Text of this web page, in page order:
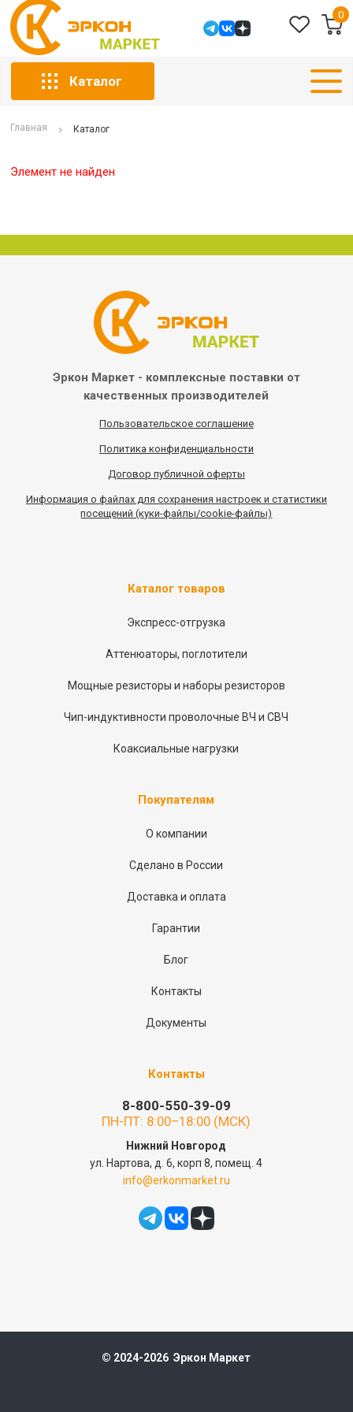
0
Каталог
Главная Каталог
Элемент не найден
Эркон Маркет - комплексные поставки от
качественных производителей
Пользовательское соглашение
Политика конфиденциальности
Договор публичной оферты
Информация о файлах для сохранения настроек и статистики
посещений (куки-файлы/cookie-файлы)
Каталог товаров
Экспресс-отгрузка
Аттенюаторы, поглотители
Мощные резисторы и наборы резисторов
Чип-индуктивности проволочные ВЧ и СВЧ
Коаксиальные нагрузки
Покупателям
О компании
Сделано в России
Доставка и оплата
Гарантии
Блог
Контакты
Документы
Контакты
8-800-550-39-09
ПН-ПТ: 8:00–18:00 (МСК)
Нижний Новгород
ул. Нартова, д. 6, корп 8, помещ. 4
info@erkonmarket.ru
© 2024-2026 Эркон Маркет